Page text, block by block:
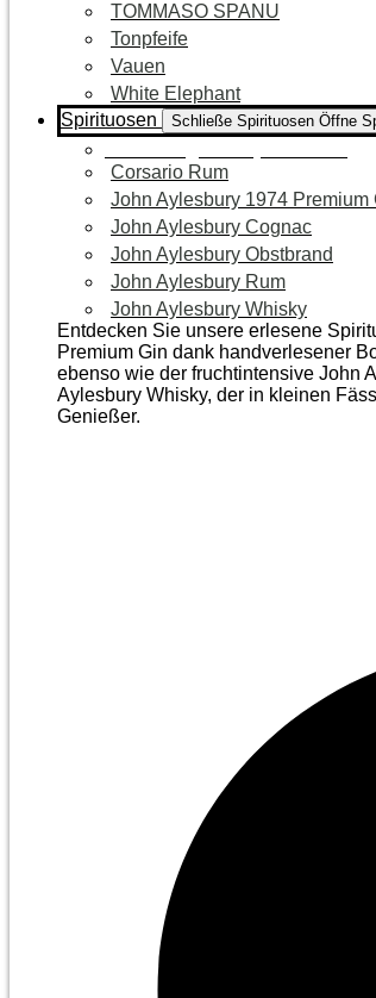
TOMMASO SPANU
Tonpfeife
Vauen
White Elephant
Spirituosen
Schließe Spirituosen Öffne
Corsario Rum
John Aylesbury 1974 Premium
John Aylesbury Cognac
John Aylesbury Obstbrand
John Aylesbury Rum
John Aylesbury Whisky
Entdecken Sie unsere erlesene
Premium Gin dank handverlesener
ebenso wie der frucht­intensive John
Aylesbury Whisky, der in kleinen
Genießer.